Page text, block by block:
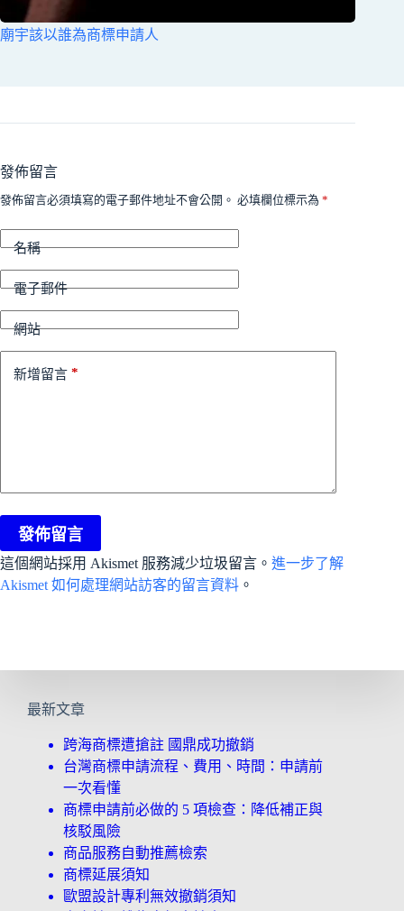
廟宇該以誰為商標申請人
發佈留言
發佈留言必須填寫的電子郵件地址不會公開。 必填欄位標示為 *
名稱
電子郵件
網站
新增留言 *
發佈留言
這個網站採用 Akismet 服務減少垃圾留言。 進一步了解
Akismet 如何處理網站訪客的留言資料 。
最新文章
跨海商標遭搶註 國鼎成功撤銷
台灣商標申請流程、費用、時間：申請前
一次看懂
商標申請前必做的 5 項檢查：降低補正與
核駁風險
商品服務自動推薦檢索
商標延展須知
歐盟設計專利無效撤銷須知